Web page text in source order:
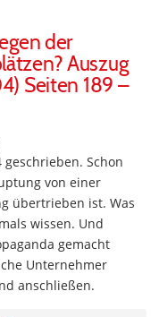
der
Auszug
Seiten 189 –
Schon
von einer
übertrieben ist. Was
wissen. Und
gemacht
Unternehmer
anschließen.